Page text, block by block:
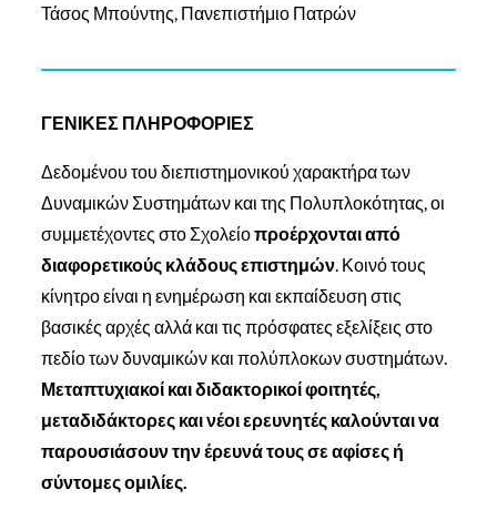
Τάσος Μπούντης, Πανεπιστήμιο Πατρών
ΓΕΝΙΚΕΣ ΠΛΗΡΟΦΟΡΙΕΣ
Δεδομένου του διεπιστημονικού χαρακτήρα των
Δυναμικών Συστημάτων και της Πολυπλοκότητας, οι
συμμετέχοντες στο Σχολείοπροέρχονται από
διαφορετικούς κλάδους επιστημών. Κοινό τους
κίνητρο είναι η ενημέρωση και εκπαίδευση στις
βασικές αρχές αλλά και τις πρόσφατες εξελίξεις στο
πεδίο των δυναμικών και πολύπλοκων συστημάτων.
Μεταπτυχιακοί και διδακτορικοί φοιτητές,
μεταδιδάκτορες και νέοι ερευνητές καλούνται να
παρουσιάσουν την έρευνά τους σε αφίσες ή
σύντομες ομιλίες.